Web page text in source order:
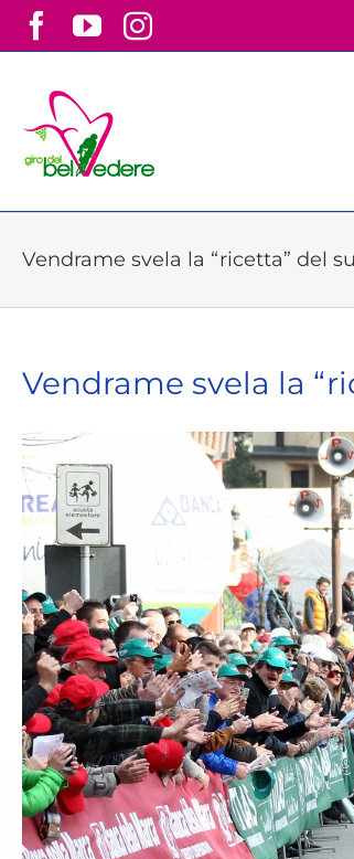
Facebook
YouTubeInstagram
Vendrame svela la “ricetta” del
Vendrame svela la
View
Larger
Image